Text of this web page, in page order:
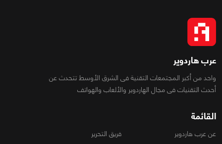
عرب هاردوير
واحد من أكبر المجتمعات التقنية فى الشرق الأوسط تتحدث عن
أحدث التقنيات فى مجال الهاردوير والألعاب والهواتف
القائمة
عن عرب هاردوير فريق التحرير